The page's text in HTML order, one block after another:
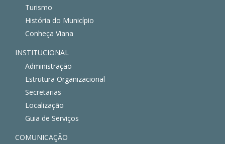
Turismo
História do Município
Conheça Viana
INSTITUCIONAL
Administração
Estrutura Organizacional
Secretarias
Localização
Guia de Serviços
COMUNICAÇÃO